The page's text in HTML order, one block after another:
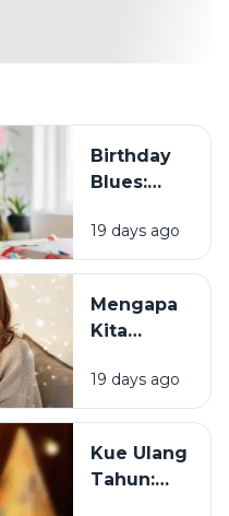
Birthday
Blues:
Sebagian
Orang
Merasa
Sedih Saat
Tahun?
19 days ago
Mengapa
Kita
Mendapat
Ucapan
Tahun?
19 days ago
Kue Ulang
Tahun: